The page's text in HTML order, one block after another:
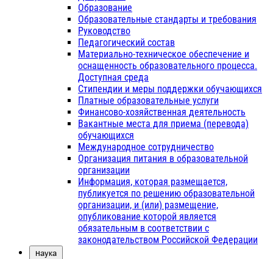
Образование
Образовательные стандарты и требования
Руководство
Педагогический состав
Материально-техническое обеспечение и
оснащенность образовательного процесса.
Доступная среда
Стипендии и меры поддержки обучающихся
Платные образовательные услуги
Финансово-хозяйственная деятельность
Вакантные места для приема (перевода)
обучающихся
Международное сотрудничество
Организация питания в образовательной
организации
Информация, которая размещается,
публикуется по решению образовательной
организации, и (или) размещение,
опубликование которой является
обязательным в соответствии с
законодательством Российской Федерации
Наука